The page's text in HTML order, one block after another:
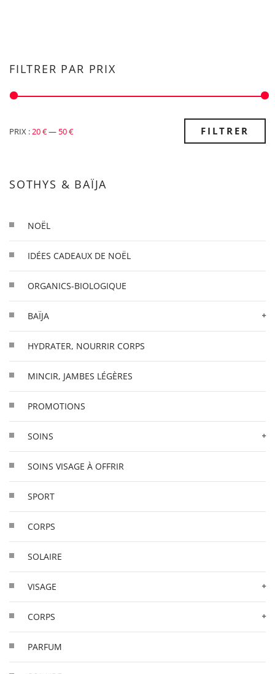
FILTRER PAR PRIX
PRIX
PRIX
FILTRER
PRIX : 20 €— 50 €
SOTHYS & BAÏJA
NOËL
IDÉES CADEAUX DE NOËL
ORGANICS-BIOLOGIQUE
BAÏJA
HYDRATER, NOURRIR CORPS
MINCIR, JAMBES LÉGÈRES
PROMOTIONS
SOINS
SOINS VISAGE À OFFRIR
SPORT
CORPS
SOLAIRE
VISAGE
CORPS
PARFUM